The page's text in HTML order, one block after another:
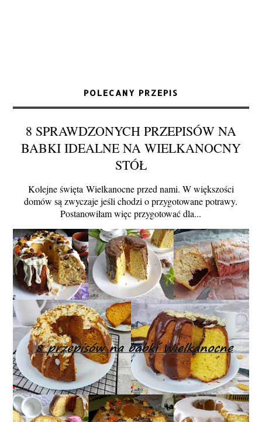
POLECANY PRZEPIS
8 SPRAWDZONYCH PRZEPISÓW NA
BABKI IDEALNE NA WIELKANOCNY
STÓŁ
Kolejne święta Wielkanocne przed nami. W większości
domów są zwyczaje jeśli chodzi o przygotowane potrawy.
Postanowiłam więc przygotować dla...